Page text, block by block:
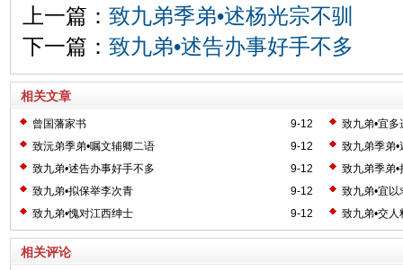
上一篇： 致九弟季弟•述杨光宗不驯
下一篇： 致九弟•述告办事好手不多
相关文章
9-12
曾国藩家书
致九弟•宜多
9-12
致沅弟季弟•嘱文辅卿二语
致九弟季弟
9-12
致九弟•述告办事好手不多
致九弟季弟
9-12
致九弟•拟保举李次青
致九弟•宜
9-12
致九弟•愧对江西绅士 致九弟•交人
相关评论